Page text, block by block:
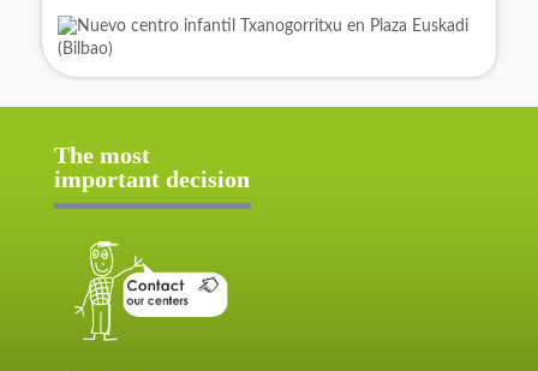
The most
important decision